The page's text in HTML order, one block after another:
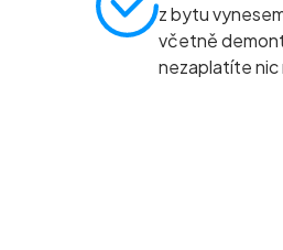
z bytu
včetně
nezaplatíte nic